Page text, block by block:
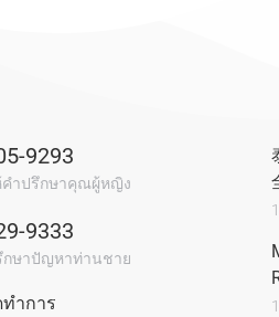
9293
คำปรึกษาคุณผู้หญิง
9333
กษาปัญหาท่านชาย
ทำการ